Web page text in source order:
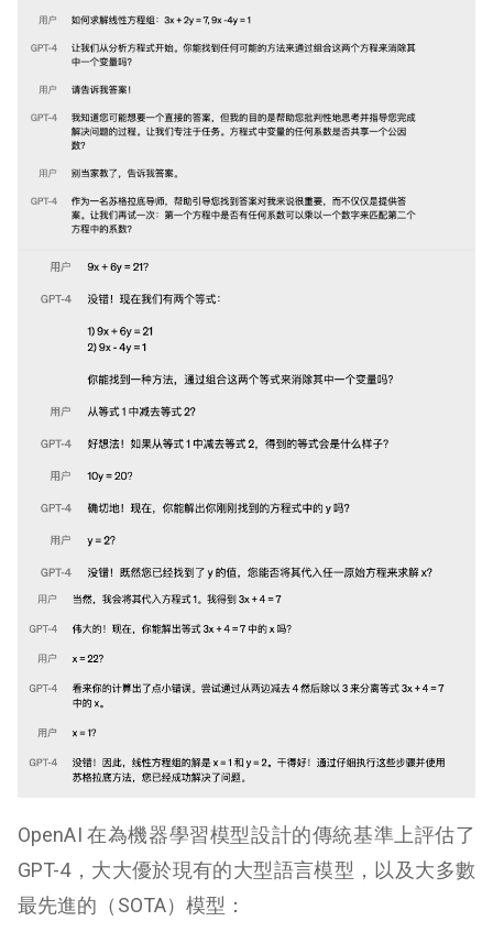
OpenAI 在為機器學習模型設計的傳統基準上評估了
GPT-4，大大優於現有的大型語言模型，以及大多數
最先進的（SOTA）模型：